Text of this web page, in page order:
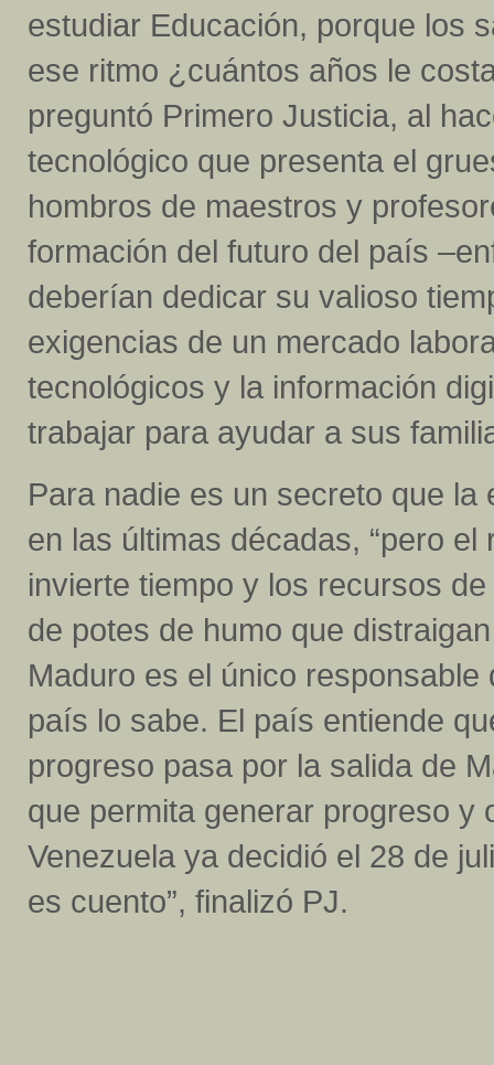
estudiar Educación, porque los
ese ritmo ¿cuántos años le
preguntó Primero Justicia, al
tecnológico que presenta el
hombros de maestros y
formación del futuro del país
deberían dedicar su valioso
exigencias de un mercado
tecnológicos y la información
trabajar para ayudar a sus
Para nadie es un secreto que
en las últimas décadas, “pero
invierte tiempo y los recursos
de potes de humo que
Maduro es el único
país lo sabe. El país entiende
progreso pasa por la salida de
que permita generar progreso y
Venezuela ya decidió el 28 de
es cuento”, finalizó PJ.